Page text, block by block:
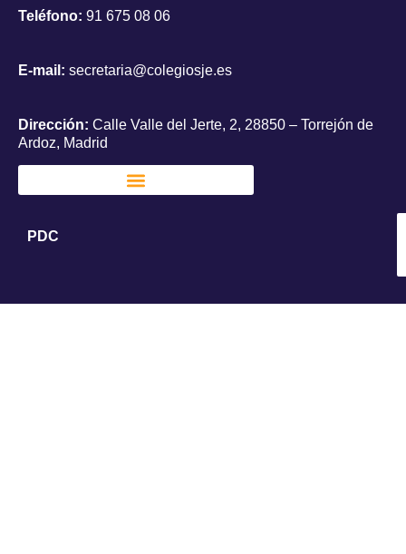
Teléfono: 91 675 08 06
E-mail: secretaria@colegiosje.es
Dirección: Calle Valle del Jerte, 2, 28850 – Torrejón de
Ardoz, Madrid
PDC